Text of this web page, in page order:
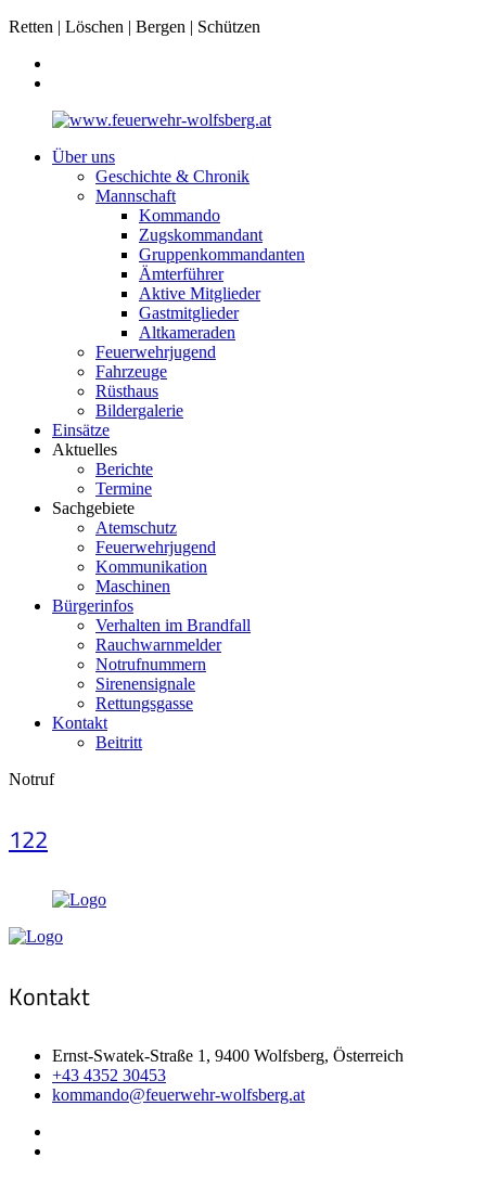
Retten | Löschen | Bergen | Schützen
Über uns
Geschichte & Chronik
Mannschaft
Kommando
Zugskommandant
Gruppenkommandanten
Ämterführer
Aktive Mitglieder
Gastmitglieder
Altkameraden
Feuerwehrjugend
Fahrzeuge
Rüsthaus
Bildergalerie
Einsätze
Aktuelles
Berichte
Termine
Sachgebiete
Atemschutz
Feuerwehrjugend
Kommunikation
Maschinen
Bürgerinfos
Verhalten im Brandfall
Rauchwarnmelder
Notrufnummern
Sirenensignale
Rettungsgasse
Kontakt
Beitritt
Notruf
122
Kontakt
Ernst-Swatek-Straße 1, 9400 Wolfsberg, Österreich
+43 4352 30453
kommando@feuerwehr-wolfsberg.at